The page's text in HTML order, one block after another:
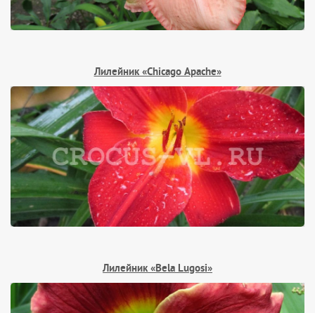
Лилейник «Chicago Apache»
Лилейник «Bela Lugosi»